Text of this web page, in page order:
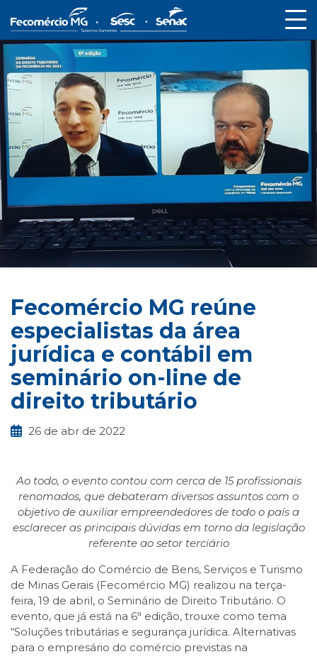
Fecomércio MG reúne
especialistas da área
jurídica e contábil em
seminário on-line de
direito tributário
26 de abr de 2022
Ao todo, o evento contou com cerca de 15 profissionais
renomados, que debateram diversos assuntos com o
objetivo de auxiliar empreendedores de todo o país a
esclarecer as principais dúvidas em torno da legislação
referente ao setor terciário
A Federação do Comércio de Bens, Serviços e Turismo
de Minas Gerais (Fecomércio MG) realizou na terça-
feira, 19 de abril, o Seminário de Direito Tributário. O
evento, que já está na 6ª edição, trouxe como tema
“Soluções tributárias e segurança jurídica. Alternativas
para o empresário do comércio previstas na